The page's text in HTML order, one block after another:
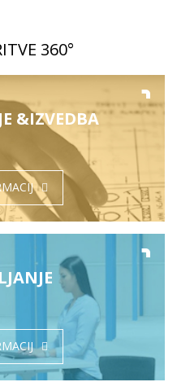
360°
&IZVEDBA